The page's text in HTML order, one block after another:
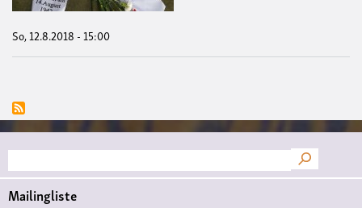
So, 12.8.2018 - 15:00
Suche
Mailingliste